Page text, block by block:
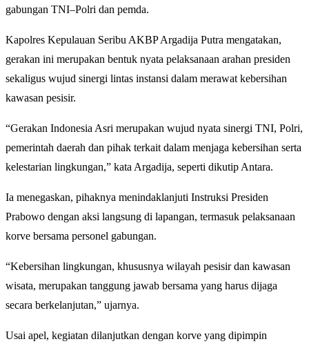
gabungan TNI–Polri dan pemda.
Kapolres Kepulauan Seribu AKBP Argadija Putra mengatakan,
gerakan ini merupakan bentuk nyata pelaksanaan arahan presiden
sekaligus wujud sinergi lintas instansi dalam merawat kebersihan
kawasan pesisir.
“Gerakan Indonesia Asri merupakan wujud nyata sinergi TNI, Polri,
pemerintah daerah dan pihak terkait dalam menjaga kebersihan serta
kelestarian lingkungan,” kata Argadija, seperti dikutip Antara.
Ia menegaskan, pihaknya menindaklanjuti Instruksi Presiden
Prabowo dengan aksi langsung di lapangan, termasuk pelaksanaan
korve bersama personel gabungan.
“Kebersihan lingkungan, khususnya wilayah pesisir dan kawasan
wisata, merupakan tanggung jawab bersama yang harus dijaga
secara berkelanjutan,” ujarnya.
Usai apel, kegiatan dilanjutkan dengan korve yang dipimpin